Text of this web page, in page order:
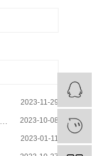
2023-11-29
2023-10-08
2023-01-11